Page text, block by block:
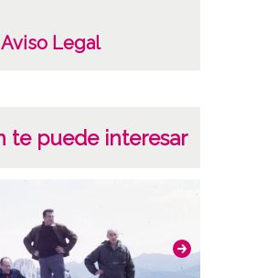
Aviso Legal
te puede interesar